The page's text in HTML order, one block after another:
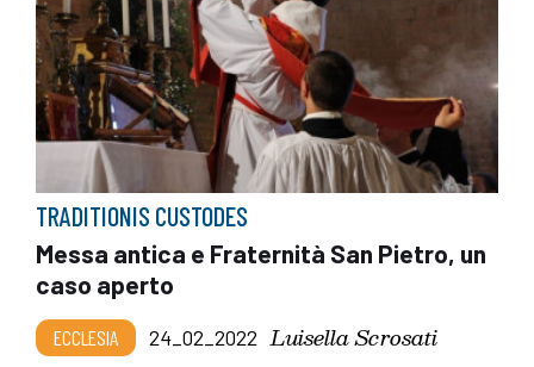
TRADITIONIS CUSTODES
Messa antica e Fraternità San Pietro, un
caso aperto
ECCLESIA 24_02_2022 Luisella Scrosati